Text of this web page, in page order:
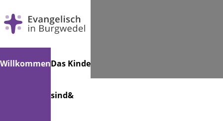
überspringen
WillkommenDas
sind
Kinder
&